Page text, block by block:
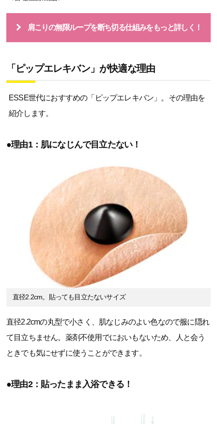
肩こりの無限ループを断ち切る仕組みをもっと詳しく！
「ピップエレキバン」が快適な理由
ESSE世代におすすめの「ピップエレキバン」。その理由を
紹介します。
●理由1：肌になじんで目立たない！
直径2.2cm。貼っても目立たないサイズ
直径2.2cmの丸型で小さく、肌なじみのよい色なので服に隠れ
て目立ちません。薬剤不使用でにおいもないため、人と会う
ときでも気にせずに使うことができます。
●理由2：貼ったまま入浴できる！